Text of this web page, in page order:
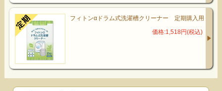
フィトンαドラム式洗濯槽クリーナー 定期購入用
価格:1,518円(税込)